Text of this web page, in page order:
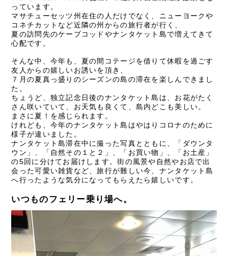
っています。
マサチューセッツ州在住の人だけでなく、ニューヨークや
コネチカットなど近隣の州からの旅行者が行く、
夏の訪問先のケープコッドやナンタケット島で増えてきて
心配です。
そんな中、今年も、夏の間コテージを借りて休暇を過ごす
友人からの嬉しいお誘いを頂き、
７月の夏真っ盛りのシーズンの島の滞在を楽しんできまし
た。
ちょうど、独立記念日後のナンタケット島は、お花がたく
さん咲いていて、お天気も良くて、島内どこも美しい。
まさに夏！を感じられます。
けれども、今年のナンタケット島はやはりコロナのために
様子が違いました。
ナンタケット島滞在中に撮った写真とともに、「ダウンタ
ウン」、「自然その１と２」、「お買い物」、「お土産」
の5回に分けてお届けします。街の風景や自然やお店で出
会った可愛い雑貨など、旅行が難しい今、ナンタケット島
へ行ったような気分になってもらえたら嬉しいです。
いつものフェリー乗り場へ。